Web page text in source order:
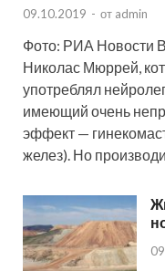
09.10.2019 - от admin
Фото: РИА Новости
Николас Мюррей,
употреблял
имеющий очень
эффект —
желез). Но